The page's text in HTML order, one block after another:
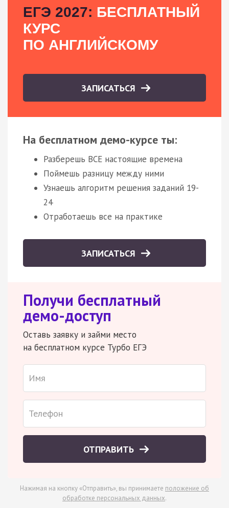
ЕГЭ 2027: БЕСПЛАТНЫЙ
КУРС
ПО АНГЛИЙСКОМУ
ЗАПИСАТЬСЯ
На бесплатном демо-курсе ты:
Разберешь ВСЕ настоящие времена
Поймешь разницу между ними
Узнаешь алгоритм решения заданий 19-
24
Отработаешь все на практике
ЗАПИСАТЬСЯ
Получи бесплатный
демо-доступ
Оставь заявку и займи место
на бесплатном курсе Турбо ЕГЭ
ОТПРАВИТЬ
Нажимая на кнопку «Отправить», вы принимаете положение об
обработке персональных данных.